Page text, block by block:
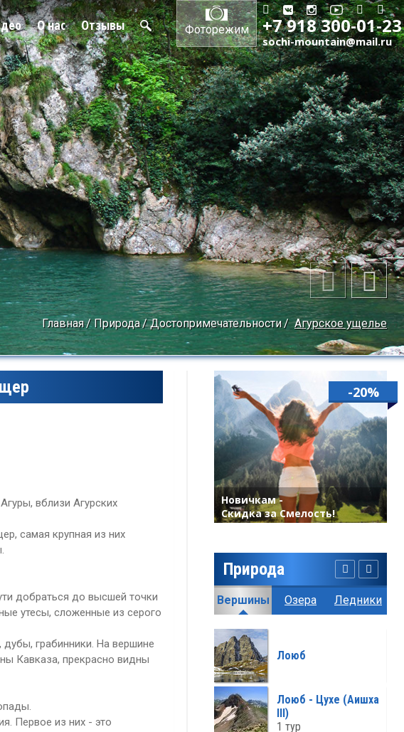
О нас Отзывы Фоторежим +7 918 300-01-23
sochi-mountain@mail.ru
Главная Природа Достопримечательности Агурское ущелье
вблизи Агурских
самая крупная из них
добраться до высшей точки
утесы, сложенные из серого
грабинники. На вершине
Кавказа, прекрасно видны
Первое из них - это
Новичкам -
Скидка за Смелость!
-20%
Природа
Леса География Вершины Озера Ледники
все климат >>>
Лоюб
Лоюб - Цухе (Аишха
III)
1 тур